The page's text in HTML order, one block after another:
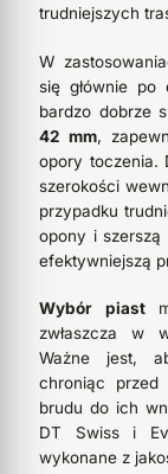
trudniejszych
W
się głównie po
bardzo dobrze
42 mm,
opory toczenia.
szerokości
przypadku
opony i
efektywniejszą
Wybór piast
zwłaszcza w
Ważne jest,
chroniąc przed
brudu do ich
DT Swiss i
wykonane z